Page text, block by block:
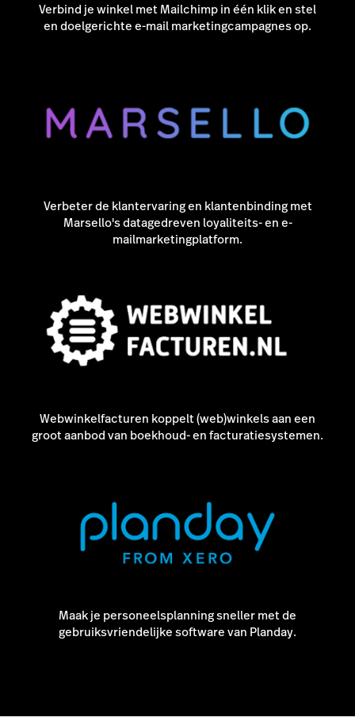
Verbind je winkel met Mailchimp in één klik en stel
en doelgerichte e-mail marketingcampagnes op.
Verbeter de klantervaring en klantenbinding met
Marsello's datagedreven loyaliteits- en e-
mailmarketingplatform.
Webwinkelfacturen koppelt (web)winkels aan een
groot aanbod van boekhoud- en facturatiesystemen.
Maak je personeelsplanning sneller met de
gebruiksvriendelijke software van Planday.